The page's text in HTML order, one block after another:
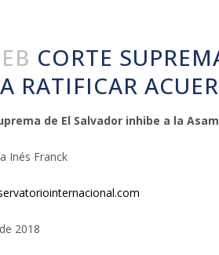
CORTE
RATIFICAR
de El Salvador inhibe a la
Inés Franck
2018